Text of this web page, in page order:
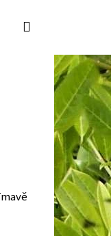
Nákupní
košík